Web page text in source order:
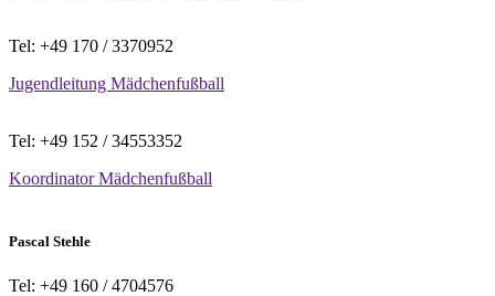
Tel: +49 170 / 3370952
Jugendleitung Mädchenfußball
Tel: +49 152 / 34553352
Koordinator Mädchenfußball
Pascal Stehle
Tel: +49 160 / 4704576